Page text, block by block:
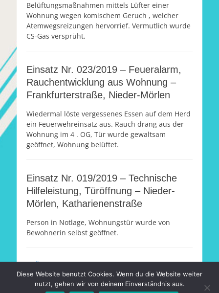
Belüftungsmaßnahmen mittels Lüfter einer
Wohnung wegen komischem Geruch , welcher
Atemwegsreizungen hervorrief. Vermutlich wurde
CS-Gas versprüht.
Einsatz Nr. 023/2019 – Feueralarm,
Rauchentwicklung aus Wohnung –
Frankfurterstraße, Nieder-Mörlen
Wiedermal löste vergessenes Essen auf dem Herd
ein Feuerwehreinsatz aus. Rauch drang aus der
Wohnung im 4 . OG, Tür wurde gewaltsam
geöffnet, Wohnung belüftet.
Einsatz Nr. 019/2019 – Technische
Hilfeleistung, Türöffnung – Nieder-
Mörlen, Katharienenstraße
Person in Notlage, Wohnungstür wurde von
Bewohnerin selbst geöffnet.
Beitragsnavigation
Copyright © 2026
Diese Website benutzt Cookies. Wenn du die Website weiter
nutzt, gehen wir von deinem Einverständnis aus.